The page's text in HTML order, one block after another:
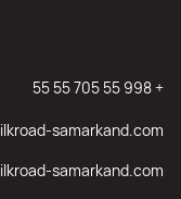
+ 998 55 705 55 55
samarkand.com
samarkand.com